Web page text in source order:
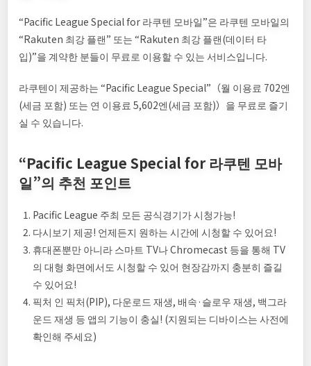
“Pacific League Special for 라쿠텐 모바일”은 라쿠텐 모바일의
“Rakuten 최강 플랜” 또는 “Rakuten 최강 플랜(데이터 타
입)”을 계약한 분들이 무료로 이용할 수 있는 서비스입니다.
라쿠텐이 제공하는 “Pacific League Special”（월 이용료 702엔
(세금 포함) 또는 연 이용료 5,602엔(세금 포함)）을 무료로 즐기
실 수 있습니다.
“Pacific League Special for 라쿠텐 모바
일”의 추천 포인트
Pacific League 주최 모든 공식경기가 시청가능!
다시보기 제공! 언제든지 원하는 시간에 시청할 수 있어요!
휴대폰뿐만 아니라 스마트 TV나 Chromecast 등을 통해 TV
의 대형 화면에서도 시청할 수 있어 현장감까지 충분히 즐길
수 있어요!
픽처 인 픽처(PIP), 다운로드 재생, 배속·슬로우 재생, 백그라
운드 재생 등 앱의 기능이 충실! (지원되는 디바이스는 사전에
확인해 주세요)